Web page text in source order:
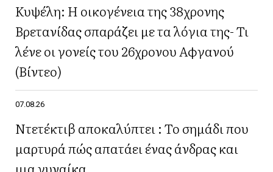
Κυψέλη: Η οικογένεια της 38χρονης
Βρετανίδας σπαράζει με τα λόγια της- Τι
λένε οι γονείς του 26χρονου Αφγανού
(Βίντεο)
07.08.26
Ντετέκτιβ αποκαλύπτει : Το σημάδι που
μαρτυρά πώς απατάει ένας άνδρας και
μια γυναίκα